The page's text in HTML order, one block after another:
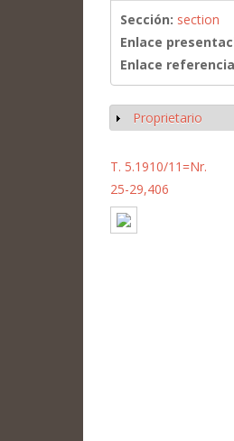
Sección: section
Enlace
Enlace
Mostrar
Proprietario
T. 5.1910/11=Nr.
25-29,406